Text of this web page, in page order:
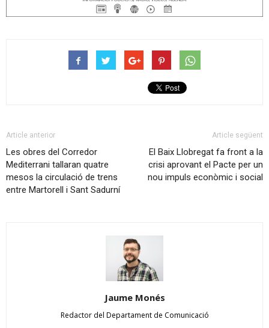
Article anterior
Les obres del Corredor
Mediterrani tallaran quatre
mesos la circulació de trens
entre Martorell i Sant Sadurní
Article següent
El Baix Llobregat fa front a la
crisi aprovant el Pacte per un
nou impuls econòmic i social
Jaume Monés
Redactor del Departament de Comunicació